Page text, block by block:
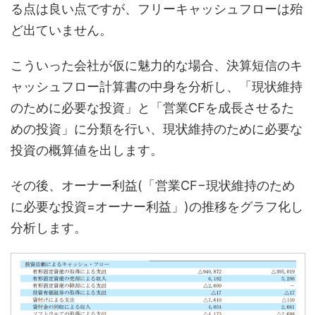
る点は良い点ですが、フリーキャッシュフローは殆
ど出ていません。
こういった会社が仮に魅力的な場合、決算短信のキ
ャッシュフロー計算書の中身を分析し、「現状維持
のために必要な投資」と「営業CFを成長させるた
めの投資」に分類を行い、現状維持のために必要な
投資の概算値を出します。
その後、オーナー利益(「営業CF−現状維持のため
に必要な投資=オーナー利益」)の推移をグラフ化し
分析します。